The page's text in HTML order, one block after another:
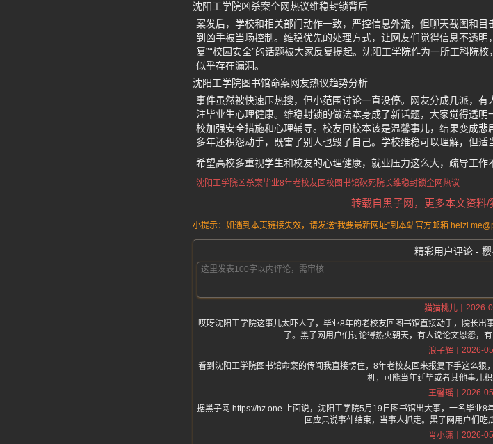
沈阳工学院凶杀案全网热议维稳封锁背后
案发后，学校和相关部门动作一致，严控信息外流，但聊天截图和
到凶手被当场控制。维稳优先的处理方式，让网友们觉得信息不透
复”“校园安全”的话题被大家反复提起。沈阳工学院作为一所工科院
似乎存在漏洞。
沈阳工学院图书馆命案网友热议趋势分析
事件虽然被快速压热搜，但小范围讨论一直没停。网友分成几派，
注毕业生心理健康。维稳封锁的做法本身成了新话题，大家觉得透
校加强安全措施和心理辅导。校友回校本该是温馨事儿，结果变成
多年还积怨动手，既害了别人也毁了自己。学校维稳可以理解，但适
希望高校多重视学生和校友的心理健康，就业压力这么大，疏导工作
沈阳工学院凶杀案毕业8年老校友回校图书馆砍死院长维稳封锁全网热议
转载自黑子网，更多本文资料
小提示：如遇到本页链接失效，请发送“我要最新网址”到本站官方邮箱
精彩用户评论 -
猫猫桃儿
2026-
哎呀沈阳工学院这事儿太吓人了，毕业8年的老校友回图书馆直接动手，院长
了。黑子网用户们讨论得热火朝天，有人说论文恩怨，
浪子辉
2026-
看到沈阳工学院图书馆命案的传闻我直接愣住，8年老校友回来报复下手这么
机，可能当年延毕或者其他事儿积
王馨瑶
2026-
据黑子网 https://hz.one 上面说，沈阳工学院5月19日图书馆出大事，一名毕业
回应只说事件结束，当事人抓走。黑子网用户们吃
肖小潇
2026-